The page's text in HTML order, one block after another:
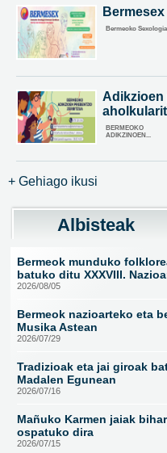
Bermesex
Bermeoko
Adikzioen
BERMEOKO
ADIKZINOEN...
+ Gehiago ikusi
Albisteak
Bermeok munduko
batuko ditu XXXVIII.
2026/08/05
Bermeok nazioarteko eta
Musika Astean
2026/07/29
Tradizioak eta jai giroak
Madalen Egunean
2026/07/16
Mañuko Karmen jaiak
ospatuko dira
2026/07/15